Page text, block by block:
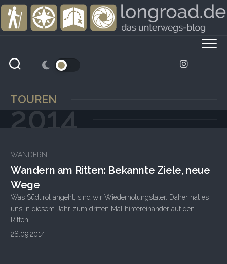
Skip
content
TOUREN
2014
WANDERN
Wandern am Ritten: Bekannte Ziele, neue
Wege
Was Südtirol angeht, sind wir Wiederholungstäter. Daher hat es
uns in diesem Jahr zum dritten Mal hintereinander auf den
Ritten...
28.09.2014